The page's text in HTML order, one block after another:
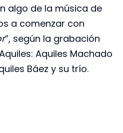
algo de la música de
a comenzar con
”, según la grabación
Aquiles Machado
Báez y su trío.